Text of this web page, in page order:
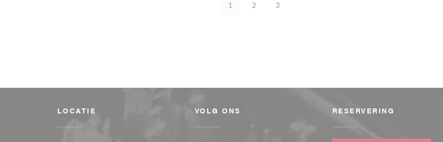
1 2 3
LOCATIE VOLG ONS RESERVERING